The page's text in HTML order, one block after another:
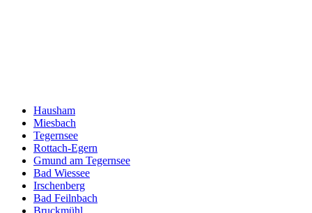
Hausham
Miesbach
Tegernsee
Rottach-Egern
Gmund am Tegernsee
Bad Wiessee
Irschenberg
Bad Feilnbach
Bruckmühl